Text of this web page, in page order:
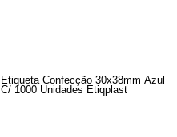
Etiqueta Confecção 30x38mm Azul
C/ 1000 Unidades Etiqplast